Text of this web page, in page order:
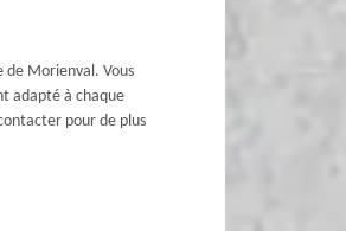
de Morienval. Vous
adapté à chaque
pour de plus